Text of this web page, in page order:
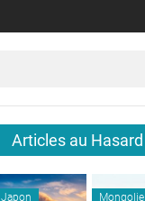
Articles au Hasard
Japon Mongolie